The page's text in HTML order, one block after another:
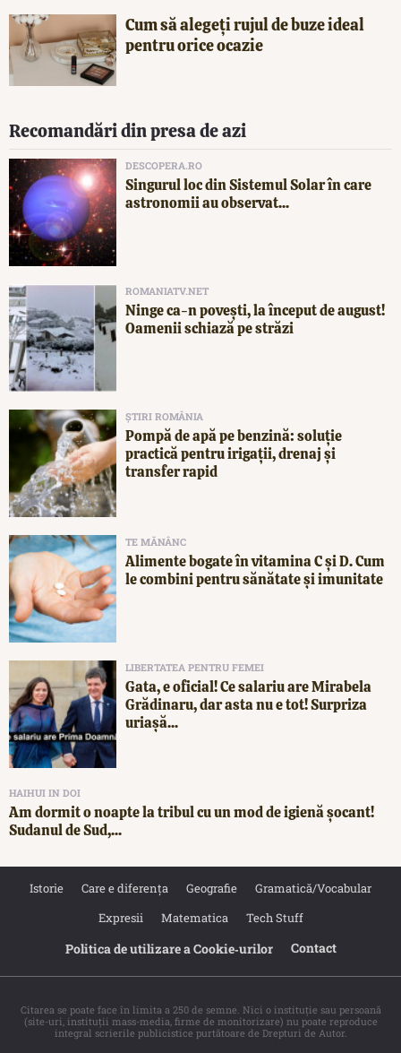
Cum să alegeți rujul de buze ideal
pentru orice ocazie
Recomandări din presa de azi
DESCOPERA.RO
Singurul loc din Sistemul Solar în care
astronomii au observat...
ROMANIATV.NET
Ninge ca-n povești, la început de august!
Oamenii schiază pe străzi
ȘTIRI ROMÂNIA
Pompă de apă pe benzină: soluție
practică pentru irigații, drenaj și
transfer rapid
TE MĂNÂNC
Alimente bogate în vitamina C și D. Cum
le combini pentru sănătate și imunitate
LIBERTATEA PENTRU FEMEI
Gata, e oficial! Ce salariu are Mirabela
Grădinaru, dar asta nu e tot! Surpriza
uriașă...
HAIHUI IN DOI
Am dormit o noapte la tribul cu un mod de igienă șocant!
Sudanul de Sud,...
Istorie Care e diferența Geografie
Gramatică/Vocabular
Expresii
Matematica Tech Stuff
Politica de utilizare a Cookie‐urilor Contact
Citarea se poate face în limita a 250 de semne. Nici o instituţie sau persoană
(site-uri, instituţii mass-media, firme de monitorizare) nu poate reproduce
integral scrierile publicistice purtătoare de Drepturi de Autor.